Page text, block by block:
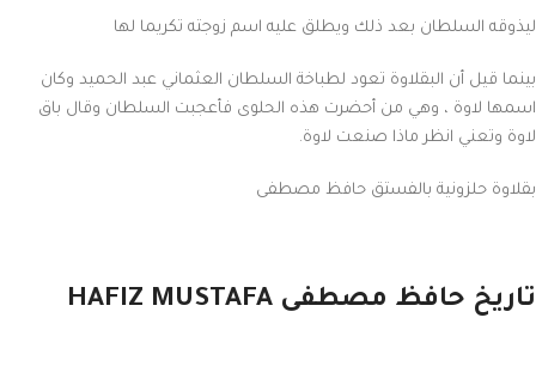
ليذوقه السلطان بعد ذلك ويطلق عليه اسم زوجته تكريما لها
بينما قيل أن البقلاوة تعود لطباخة السلطان العثماني عبد الحميد وكان
اسمها لاوة ، وهي من أحضرت هذه الحلوى فأعجبت السلطان وقال باق
لاوة وتعني انظر ماذا صنعت لاوة.
بقلاوة حلزونية بالفستق حافظ مصطفى
تاريخ حافظ مصطفى HAFIZ MUSTAFA